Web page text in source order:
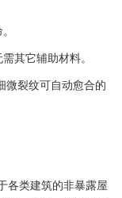
其它辅助材料。
微裂纹可自动愈合的
各类建筑的非暴露屋